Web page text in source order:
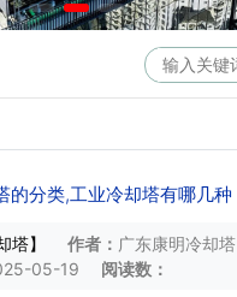
的分类,工业冷却塔有哪几种
塔】 作者： 广东康明冷却塔
05-19
阅读数：